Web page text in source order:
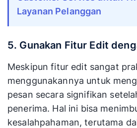
Layanan Pelanggan
5. Gunakan Fitur Edit
Meskipun fitur edit sangat
menggunakannya untuk
pesan secara signifikan
penerima. Hal ini bisa
kesalahpahaman, terutama